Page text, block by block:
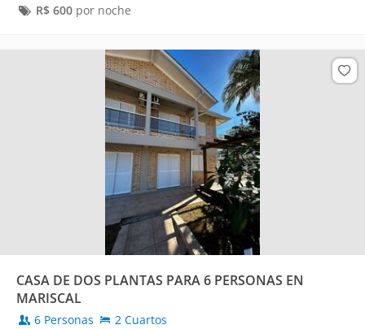
R$ 600por noche
CASA DE DOS PLANTAS PARA 6 PERSONAS EN
MARISCAL
6 Personas 2 Cuartos